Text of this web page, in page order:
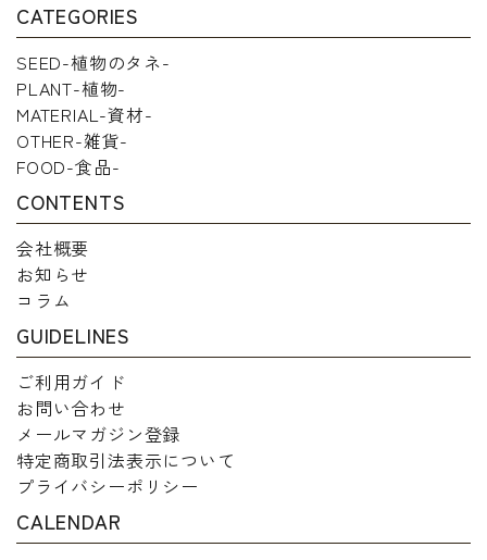
CATEGORIES
SEED-植物のタネ-
PLANT-植物-
MATERIAL-資材-
OTHER-雑貨-
FOOD-食品-
CONTENTS
会社概要
お知らせ
コラム
GUIDELINES
ご利用ガイド
お問い合わせ
メールマガジン登録
特定商取引法表示について
プライバシーポリシー
CALENDAR